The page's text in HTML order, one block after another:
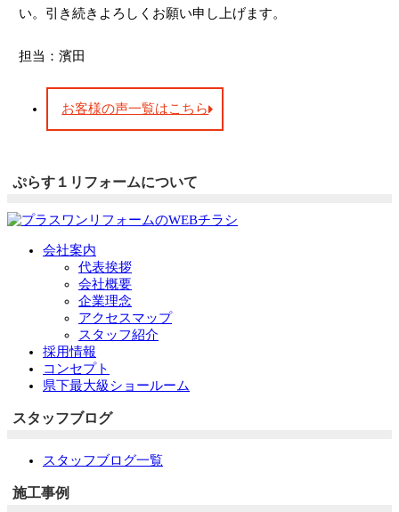
い。引き続きよろしくお願い申し上げます。
担当：濱田
お客様の声一覧はこちら
ぷらす１リフォームについて
会社案内
代表挨拶
会社概要
企業理念
アクセスマップ
スタッフ紹介
採用情報
コンセプト
県下最大級ショールーム
スタッフブログ
スタッフブログ一覧
施工事例